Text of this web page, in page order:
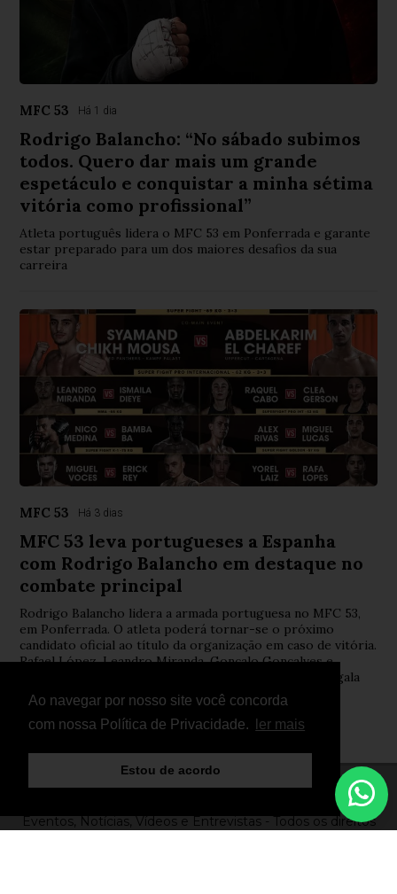
Ao navegar por nosso site você concorda
com nossa Política de Privacidade.
ler mais
Estou de acordo
MFC 53 Há 1 dia
Rodrigo Balancho: “No sábado subimos
todos. Quero dar mais um grande
espetáculo e conquistar a minha sétima
vitória como profissional”
Atleta português lidera o MFC 53 em Ponferrada e garante
estar preparado para um dos maiores desafios da sua
carreira
MFC 53 Há 3 dias
MFC 53 leva portugueses a Espanha
com Rodrigo Balancho em destaque no
combate principal
Rodrigo Balancho lidera a armada portuguesa no MFC 53,
em Ponferrada. O atleta poderá tornar-se o próximo
candidato oficial ao título da organização em caso de vitória.
Rafael López, Leandro Miranda, Gonçalo Gonçalves e
Sandro Correia também representam Portugal numa gala
internacional de MMA, Kickboxing e Muay Thai.
© Copyright 2026 - FightNews - Atletas, Equipas,
Eventos, Notícias, Vídeos e Entrevistas - Todos os direitos